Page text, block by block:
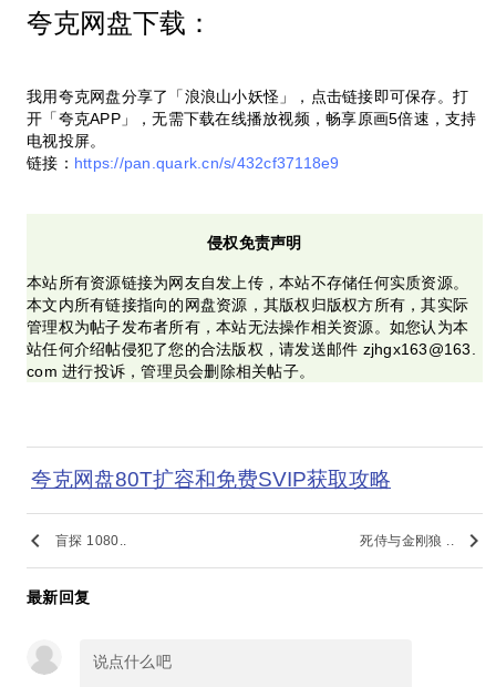
夸克网盘下载：
我用夸克网盘分享了「浪浪山小妖怪」，点击链接即可保存。打
开「夸克APP」，无需下载在线播放视频，畅享原画5倍速，支持
电视投屏。
链接： https://pan.quark.cn/s/432cf37118e9
侵权免责声明
本站所有资源链接为网友自发上传，本站不存储任何实质资源。
本文内所有链接指向的网盘资源，其版权归版权方所有，其实际
管理权为帖子发布者所有，本站无法操作相关资源。如您认为本
站任何介绍帖侵犯了您的合法版权，请发送邮件 zjhgx163@163.
com 进行投诉，管理员会删除相关帖子。
夸克网盘80T扩容和免费SVIP获取攻略
keyboard_arrow_left 盲探 1080.. 死侍与金刚狼 .. keyboard_arrow_right
最新回复